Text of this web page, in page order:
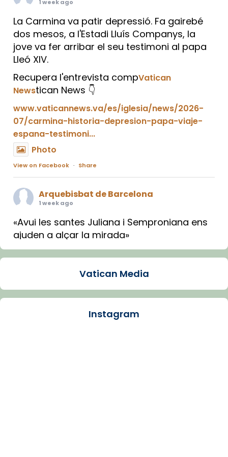
1 week ago
La Carmina va patir depressió. Fa gairebé
dos mesos, a l'Estadi Lluís Companys, la
jove va fer arribar el seu testimoni al papa
Lleó XIV.
Recupera l'entrevista compVatican
Newstican News 👇
www.vaticannews.va/es/iglesia/news/2026-
07/carmina-historia-depresion-papa-viaje-
espana-testimoni...
Photo
View on Facebook · Share
Arquebisbat de Barcelona
1 week ago
«Avui les santes Juliana i Semproniana ens
ajuden a alçar la mirada»
Mons. Sergi Gordo, bisbe de Tortosa, ha
Santes de Mataró.
🔗tinyurl.com/cvu5jmbk
Vatican Media
Instagram